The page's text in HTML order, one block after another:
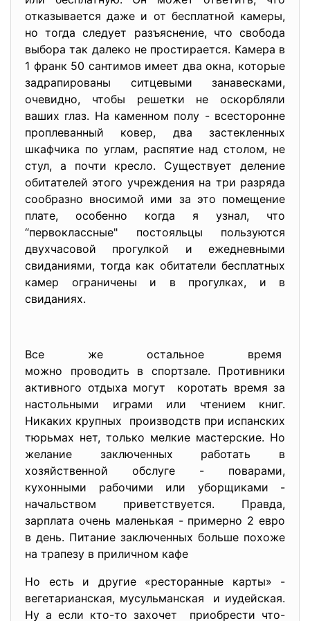
отказывается даже и от бесплатной камеры,
но тогда следует разъяснение, что свобода
выбора так далеко не простирается. Камера в
1 франк 50 сантимов имеет два окна, которые
задрапированы ситцевыми занавесками,
очевидно, чтобы решетки не оскорбляли
ваших глаз. На каменном полу - всесторонне
проплеванный ковер, два застекленных
шкафчика по углам, распятие над столом, не
стул, а почти кресло. Существует деление
обитателей этого учреждения на три разряда
сообразно вносимой ими за это помещение
плате, особенно когда я узнал, что
“первоклассные" постояльцы пользуются
двухчасовой прогулкой и ежедневными
свиданиями, тогда как обитатели бесплатных
камер ограничены и в прогулках, и в
свиданиях.
Все же остальное время
можно проводить в спортзале. Противники
активного отдыха могут коротать время за
настольными играми или чтением книг.
Никаких крупных производств при испанских
тюрьмах нет, только мелкие мастерские. Но
желание заключенных работать в
хозяйственной обслуге - поварами,
кухонными рабочими или уборщиками -
начальством приветствуется. Правда,
зарплата очень маленькая - примерно 2 евро
в день. Питание заключенных больше похоже
на трапезу в приличном кафе
Но есть и другие «ресторанные карты» -
вегетарианская, мусульманская и иудейская.
Ну а если кто-то захочет приобрести что-